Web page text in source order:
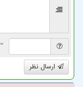
= ۵ بعلاوه ۳
ارسال نظر